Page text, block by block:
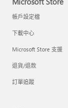
帳戶設定檔
下載中心
Microsoft Store 支援
退貨/退款
訂單追蹤